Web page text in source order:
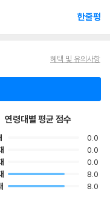
한줄평
혜택 및 유의사항
연령대별 평균 점수
0.0
0.0
0.0
8.0
8.0